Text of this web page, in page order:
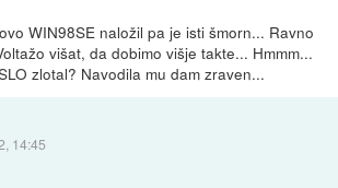
WIN98SE naložil pa je isti šmorn... Ravno
višat, da dobimo višje takte... Hmmm...
zlotal? Navodila mu dam zraven...
14:45